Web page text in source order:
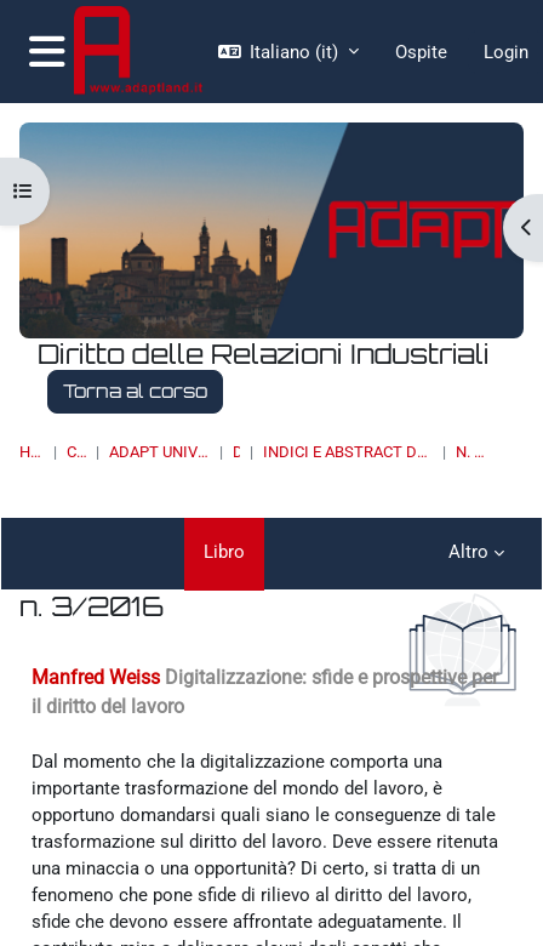
Vai al contenuto principale
Pannello laterale
Italiano ‎(it)‎ Ospite Login
Diritto delle Relazioni Industriali
Torna al corso
HOME CORSI ADAPT UNIVERSITY PRESS DRI INDICI E ABSTRACT DEI NUMERI PUBBLICATI N. 3/2016
Apri indice del corso
Libro Altro
n. 3/2016
Manfred Weiss Digitalizzazione: sfide e prospettive per
il diritto del lavoro
Dal momento che la digitalizzazione comporta una
importante trasformazione del mondo del lavoro, è
opportuno domandarsi quali siano le conseguenze di tale
trasformazione sul diritto del lavoro. Deve essere ritenuta
una minaccia o una opportunità? Di certo, si tratta di un
fenomeno che pone sfide di rilievo al diritto del lavoro,
sfide che devono essere affrontate adeguatamente. Il